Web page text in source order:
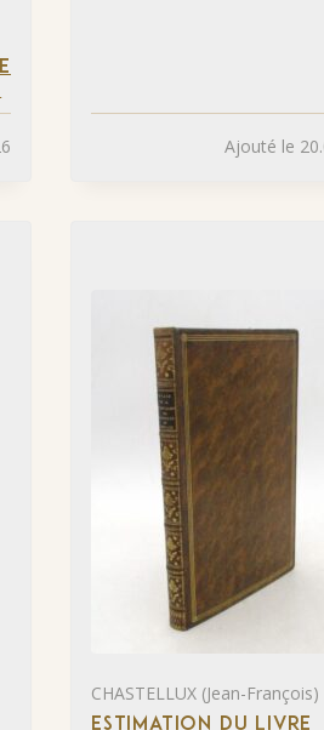
Ajouté le
CHASTELLUX (Jean-François)
ESTIMATION DU LIVRE